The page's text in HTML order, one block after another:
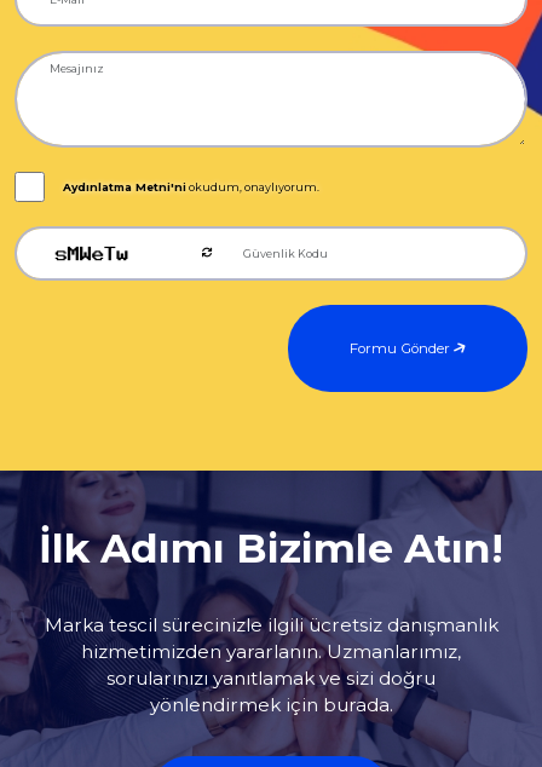
Aydınlatma Metni'niokudum, onaylıyorum.
Formu Gönder
İlk Adımı Bizimle Atın!
Marka tescil sürecinizle ilgili ücretsiz danışmanlık
hizmetimizden yararlanın. Uzmanlarımız,
sorularınızı yanıtlamak ve sizi doğru
yönlendirmek için burada.